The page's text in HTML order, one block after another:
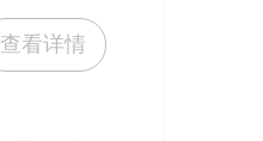
查看详情